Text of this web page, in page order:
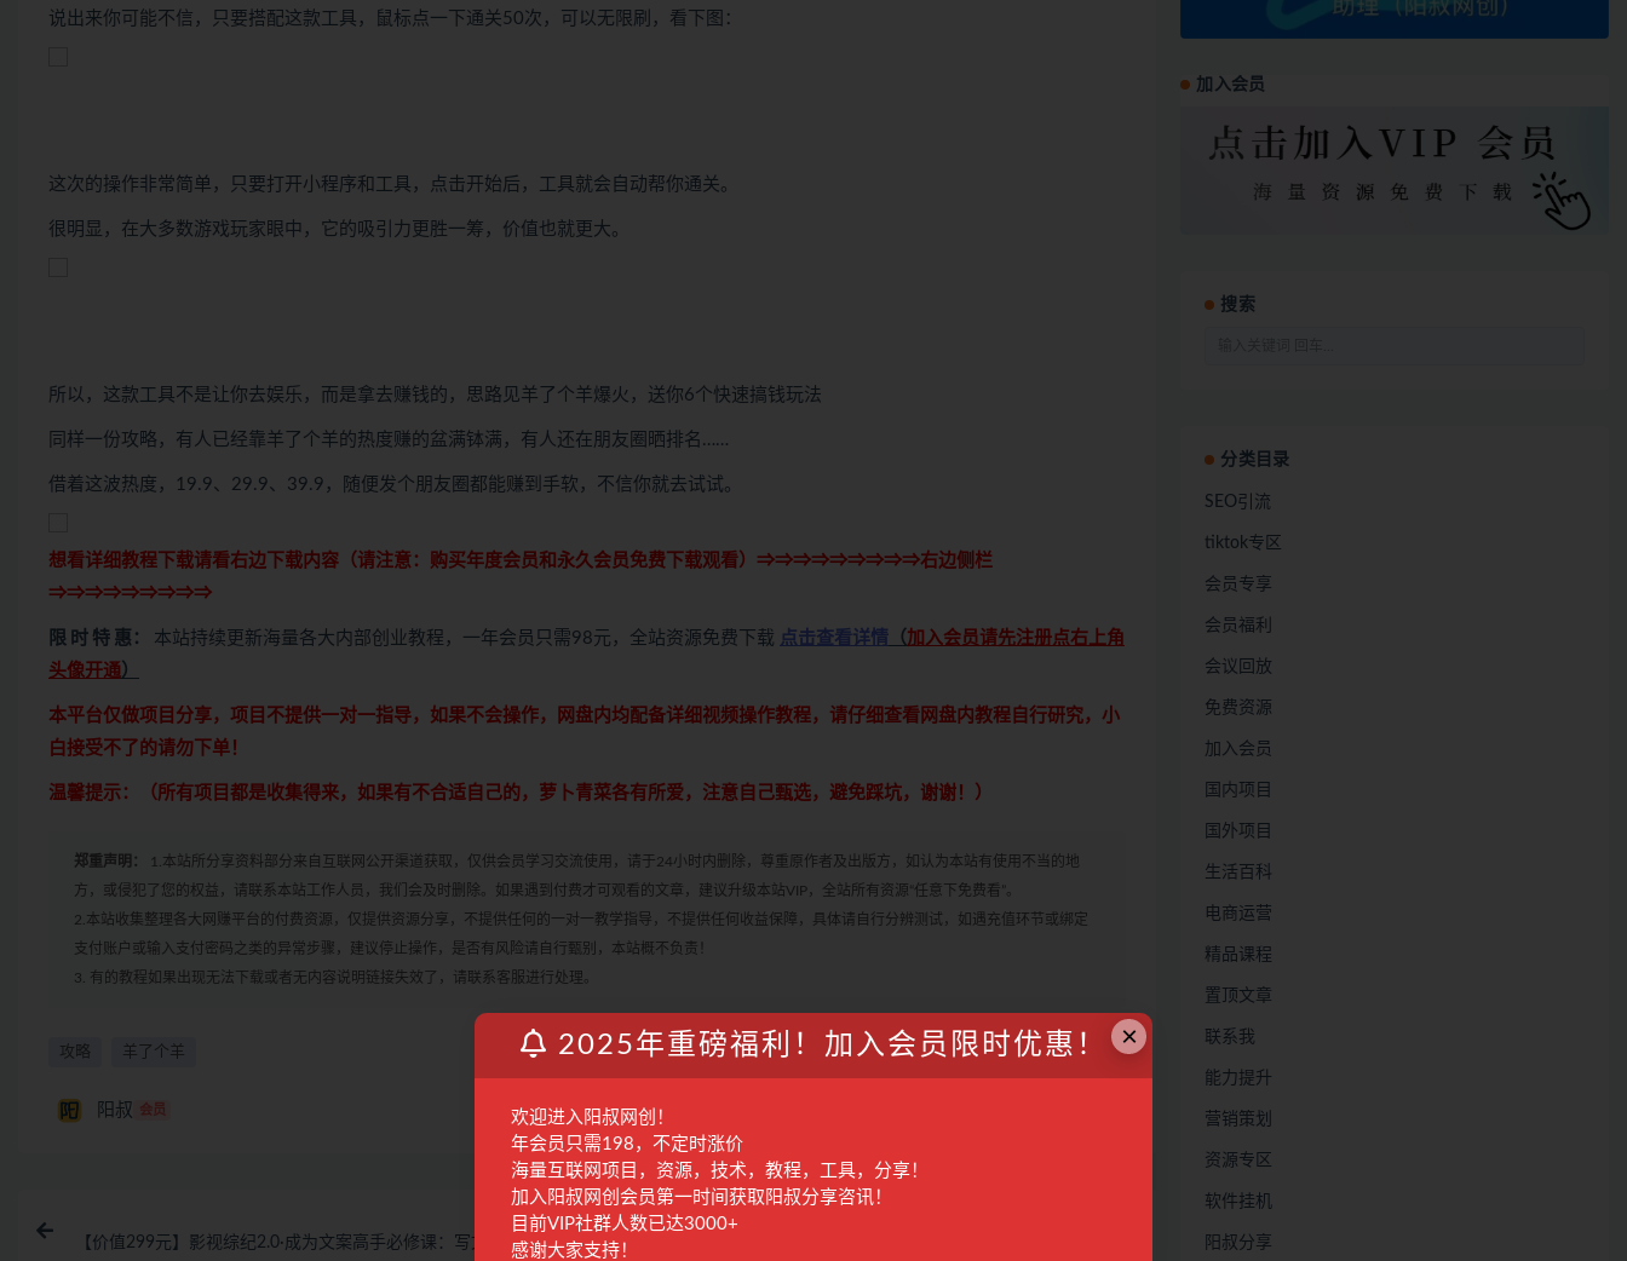
说出来你可能不信，只要搭配这款工具，鼠标点一下通关50次，可以无限刷，看下图：
这次的操作非常简单，只要打开小程序和工具，点击开始后，工具就会自动帮你通关。
很明显，在大多数游戏玩家眼中，它的吸引力更胜一筹，价值也就更大。
所以，这款工具不是让你去娱乐，而是拿去赚钱的，思路见羊了个羊爆火，送你6个快速搞钱玩法
同样一份攻略，有人已经靠羊了个羊的热度赚的盆满钵满，有人还在朋友圈晒排名……
借着这波热度，19.9、29.9、39.9，随便发个朋友圈都能赚到手软，不信你就去试试。
想看详细教程下载请看右边下载内容（请注意： 购买年度会员和永久会员免费下载观看）⇒⇒⇒⇒⇒⇒⇒⇒⇒右边侧栏
⇒⇒⇒⇒⇒⇒⇒⇒⇒
限 时 特 惠： 本站持续更新海量各大内部创业教程，一年会员只需98元，全站资源免费下载 点击查看详情 （加入会员请先注册点右上角
头像开通）
本平台仅做项目分享，项目不提供一对一指导，如果不会操作，网盘内均配备详细视频操作教程，请仔细查看网盘内教程自行研究，小
白接受不了的请勿下单！
温馨提示：（所有项目都是收集得来，如果有不合适自己的，萝卜青菜各有所爱，注意自己甄选，避免踩坑，谢谢！）
郑重声明：
1.本站所分享资料部分来自互联网公开渠道获取，仅供会员学习交流使用，请于24小时内删除，尊重原作者及出版方，如认为本站有使用不当的地
方，或侵犯了您的权益，请联系本站工作人员，我们会及时删除。如果遇到付费才可观看的文章，建议升级本站VIP，全站所有资源“任意下免费看”。
2.本站收集整理各大网赚平台的付费资源，仅提供资源分享，不提供任何的一对一教学指导，不提供任何收益保障，具体请自行分辨测试，如遇充值环节或绑定
支付账户或输入支付密码之类的异常步骤，建议停止操作，是否有风险请自行甄别，本站概不负责！
3. 有的教程如果出现无法下载或者无内容说明链接失效了，请联系客服进行处理。
攻略 羊了个羊
阳叔 会员
上一篇
【价值299元】影视综纪2.0·成为文案高手必修课：写文案，就是
下一篇
羊了个羊爆火，送你6个快速搞钱玩法（羊了个羊怎么玩）
加入会员
搜索
分类目录
SEO引流
tiktok专区
会员专享
会员福利
会议回放
免费资源
加入会员
国内项目
国外项目
生活百科
电商运营
精品课程
置顶文章
联系我
能力提升
营销策划
资源专区
软件挂机
阳叔分享
×
2025年重磅福利！加入会员限时优惠！
欢迎进入阳叔网创！
年会员只需198，不定时涨价
海量互联网项目，资源，技术，教程，工具，分享！
加入阳叔网创会员第一时间获取阳叔分享咨讯！
目前VIP社群人数已达3000+
感谢大家支持！